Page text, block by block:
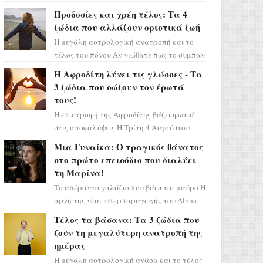
πρέπει τώρα να προετοιμαστο...
Προδοσίες και χρέη τέλος: Τα 4
ζώδια που αλλάζουν οριστικά ζωή
Η μεγάλη αστρολογική ανατροπή και το
τέλος του πόνου Αν νιώθατε πως το σύμπαν
πάρετε μια βαθιά α...
Η Αφροδίτη λύνει τις γλώσσες - Τα
3 ζώδια που σώζουν τον έρωτά
τους!
Η επιστροφή της Αφροδίτης βάζει φωτιά
στις αποκαλύψεις Η Τρίτη 4 Αυγούστου
ορόσημο, καθώς η Αφροδίτη πρ...
Μια Γυναίκα: Ο τραγικός θάνατος
στο πρώτο επεισόδιο που διαλύει
τη Μαρίνα!
Το απέραντο γαλάζιο που βάφεται μαύρο Η
αρχή της νέας υπερπαραγωγής του Alpha
πλημμυρισμένο από...
Τέλος τα βάσανα: Τα 3 ζώδια που
ζουν τη μεγαλύτερη ανατροπή της
ημέρας
Η μεγάλη αστρολογική ανάσα και το τέλος